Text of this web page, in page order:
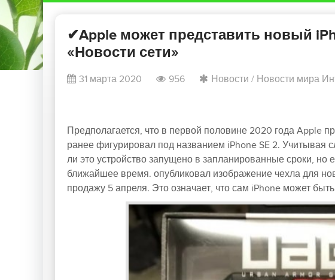
✔Apple может представить новый
«Новости сети»
31 марта 2020 956 Новости / Новости мира
Предполагается, что в первой половине 2020 года Apple
ранее фигурировал под названием iPhone SE 2. Учитывая
ли это устройство запущено в запланированные сроки, но
ближайшее время. опубликовал изображение чехла для
продажу 5 апреля. Это означает, что сам iPhone может